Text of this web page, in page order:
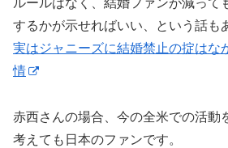
ルールはなく、結婚ファンが減って
するかが示せればいい、という話も
実はジャニーズに結婚禁止の掟はな
情
赤西さんの場合、今の全米での活動
考えても日本のファンです。